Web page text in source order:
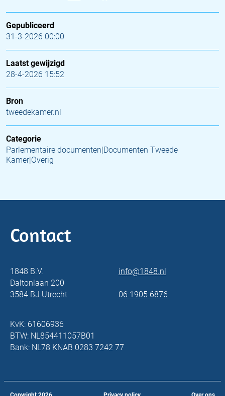
Gepubliceerd
31-3-2026 00:00
Laatst gewijzigd
28-4-2026 15:52
Bron
tweedekamer.nl
Categorie
Parlementaire documenten|Documenten Tweede
Kamer|Overig
Contact
1848 B.V.
Daltonlaan 200
3584 BJ Utrecht
info@1848.nl
06 1905 6876
KvK: 61606936
BTW: NL854411057B01
Bank: NL78 KNAB 0283 7242 77